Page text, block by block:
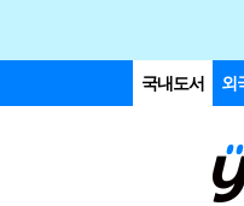
국내도서 외